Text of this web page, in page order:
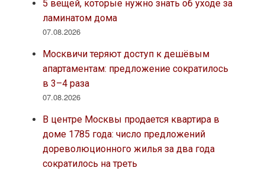
5 вещей, которые нужно знать об уходе за
ламинатом дома
07.08.2026
Москвичи теряют доступ к дешёвым
апартаментам: предложение сократилось
в 3–4 раза
07.08.2026
В центре Москвы продается квартира в
доме 1785 года: число предложений
дореволюционного жилья за два года
сократилось на треть